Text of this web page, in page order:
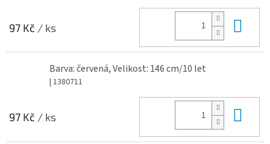
97 Kč / ks
Barva: červená, Velikost: 146 cm/10 let
| 1380711
97 Kč / ks